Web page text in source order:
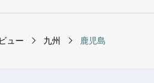
ュー 九州 鹿児島